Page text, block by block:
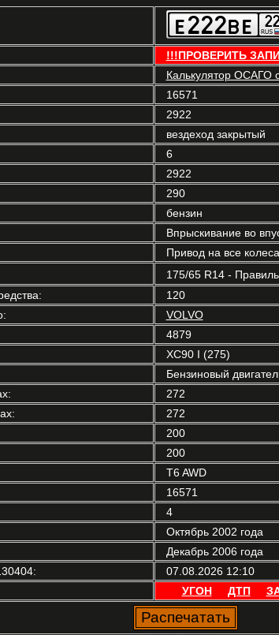
!!!ПРОВЕРИТЬ
Калькулятор ОСАГО
16571
2922
вездеход закрытый
6
2922
290
бензин
Впрыскивание во
Привод на все колеса
175/65 R14 -
120
VOLVO
4879
XC90 I (275)
Бензиновый
272
272
200
200
T6 AWD
16571
4
Октябрь 2002 года
Декабрь 2006 года
07.08.2026 12:10
УГОН ДТП